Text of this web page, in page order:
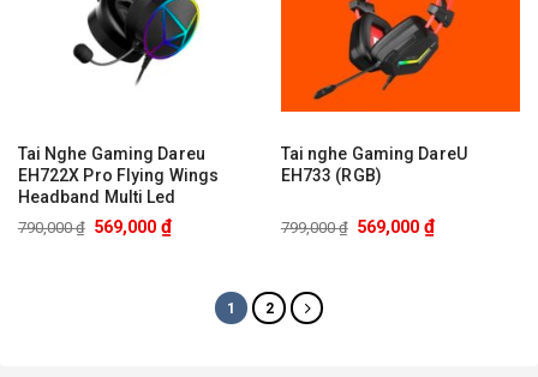
Tai Nghe Gaming Dareu
EH722X Pro Flying Wings
Headband Multi Led
790,000₫ 569,000 ₫
Tai nghe Gaming DareU
EH733 (RGB)
799,000₫ 569,000 ₫
1 2